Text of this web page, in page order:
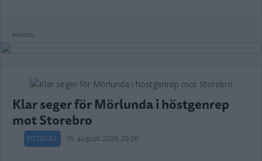
Annons:
Klar seger för Mörlunda i höstgenrep
mot Storebro
FOTBOLL 05 augusti 2026 20.00